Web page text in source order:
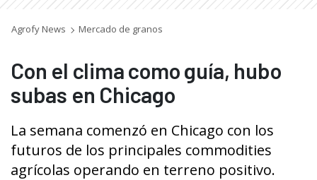
Agrofy News Mercado de granos
Con el clima como guía, hubo
subas en Chicago
La semana comenzó en Chicago con los
futuros de los principales commodities
agrícolas operando en terreno positivo.